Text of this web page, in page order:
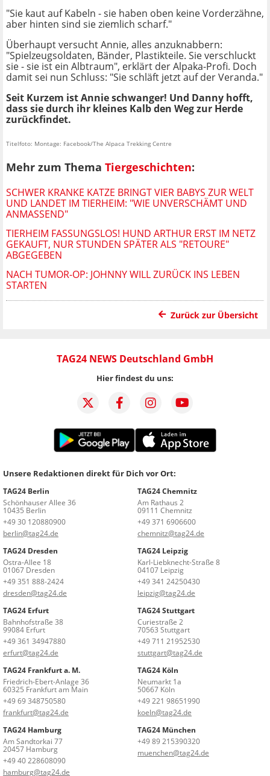
"Sie kaut auf Kabeln - sie haben oben keine Vorderzähne,
aber hinten sind sie ziemlich scharf."
Überhaupt versucht Annie, alles anzuknabbern:
"Spielzeugsoldaten, Bänder, Plastikteile. Sie verschluckt
sie - sie ist ein Albtraum", erklärt der Alpaka-Profi. Doch
damit sei nun Schluss: "Sie schläft jetzt auf der Veranda."
Seit Kurzem ist Annie schwanger! Und Danny hofft,
dass sie durch ihr kleines Kalb den Weg zur Herde
zurückfindet.
Titelfoto: Montage: Facebook/The Alpaca Trekking Centre
Mehr zum Thema Tiergeschichten:
SCHWER KRANKE KATZE BRINGT VIER BABYS ZUR WELT
UND LANDET IM TIERHEIM: "WIE UNVERSCHÄMT UND
ANMASSEND"
TIERHEIM FASSUNGSLOS! HUND ARTHUR ERST IM NETZ
GEKAUFT, NUR STUNDEN SPÄTER ALS "RETOURE"
ABGEGEBEN
NACH TUMOR-OP: JOHNNY WILL ZURÜCK INS LEBEN
STARTEN
Zurück zur Übersicht
TAG24 NEWS Deutschland GmbH
Hier findest du uns:
Unsere Redaktionen direkt für Dich vor Ort:
TAG24 Berlin
Schönhauser Allee 36
10435 Berlin
+49 30 120880900
berlin@tag24.de
TAG24 Chemnitz
Am Rathaus 2
09111 Chemnitz
+49 371 6906600
chemnitz@tag24.de
TAG24 Dresden
Ostra-Allee 18
01067 Dresden
+49 351 888-2424
dresden@tag24.de
TAG24 Leipzig
Karl-Liebknecht-Straße 8
04107 Leipzig
+49 341 24250430
leipzig@tag24.de
TAG24 Erfurt
Bahnhofstraße 38
99084 Erfurt
+49 361 34947880
erfurt@tag24.de
TAG24 Stuttgart
Curiestraße 2
70563 Stuttgart
+49 711 21952530
stuttgart@tag24.de
TAG24 Frankfurt a. M.
Friedrich-Ebert-Anlage 36
60325 Frankfurt am Main
+49 69 348750580
frankfurt@tag24.de
TAG24 Köln
Neumarkt 1a
50667 Köln
+49 221 98651990
koeln@tag24.de
TAG24 Hamburg
Am Sandtorkai 77
20457 Hamburg
+49 40 228608090
hamburg@tag24.de
TAG24 München
+49 89 215390320
muenchen@tag24.de